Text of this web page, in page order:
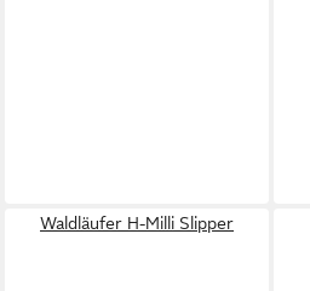
Waldläufer H-Milli Slipper